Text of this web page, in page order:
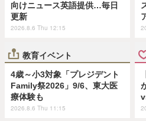
向けニュース英語提供…毎日
更新
2026.8.6 Thu 12:15
教育イベント
4歳～小3対象「プレジデント
Family祭2026」9/6、東大医
療体験も
2026.8.6 Thu 11:15